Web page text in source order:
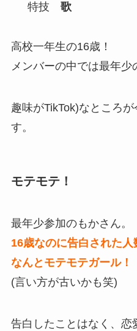
特技 歌
高校一年生の16歳！
メンバーの中では最年少
趣味がTikTok)なところ
す。
モテモテ！
最年少参加のもかさん。
16歳なのに告白された人
なんとモテモテガール！
(言い方が古いかも笑)
告白したことはなく、恋